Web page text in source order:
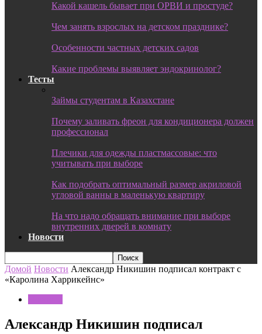
Какой кашель бывает при ОРВИ и простуде?
Чем занять взрослых на детском празднике?
Особенности частных детских садов
Какие проблемы выявляет эндокринолог?
Тесты
Займы студентам в Казахстане
Почему заливать фреон для кондиционера должен
профессионал
Плечики для одежды пластмассовые: что
учитывать при выборе
Как подобрать оптимальный размер акриловой
угловой ванны в маленькую квартиру
На что надо обращать внимание при выборе
внутренних дверей в комнату
Новости
Домой Новости Александр Никишин подписал контракт с
«Каролина Харрикейнс»
Александр Никишин подписал